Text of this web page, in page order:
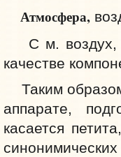
Атмосфера,
С м. воздух,
качестве
Таким
аппарате,
касается